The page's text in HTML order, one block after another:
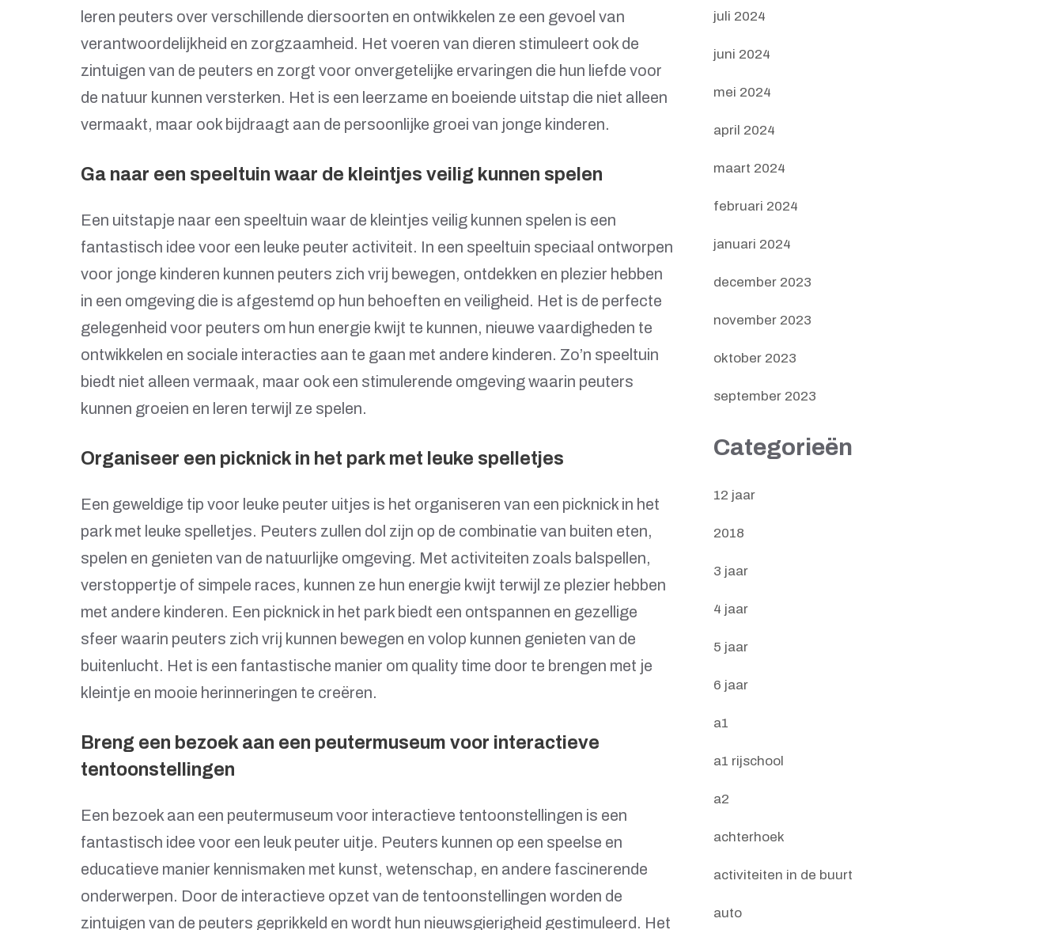
leren peuters over verschillende diersoorten en ontwikkelen ze een gevoel van
verantwoordelijkheid en zorgzaamheid. Het voeren van dieren stimuleert ook de
zintuigen van de peuters en zorgt voor onvergetelijke ervaringen die hun liefde voor
de natuur kunnen versterken. Het is een leerzame en boeiende uitstap die niet alleen
vermaakt, maar ook bijdraagt aan de persoonlijke groei van jonge kinderen.
Ga naar een speeltuin waar de kleintjes veilig kunnen spelen
Een uitstapje naar een speeltuin waar de kleintjes veilig kunnen spelen is een
fantastisch idee voor een leuke peuter activiteit. In een speeltuin speciaal ontworpen
voor jonge kinderen kunnen peuters zich vrij bewegen, ontdekken en plezier hebben
in een omgeving die is afgestemd op hun behoeften en veiligheid. Het is de perfecte
gelegenheid voor peuters om hun energie kwijt te kunnen, nieuwe vaardigheden te
ontwikkelen en sociale interacties aan te gaan met andere kinderen. Zo’n speeltuin
biedt niet alleen vermaak, maar ook een stimulerende omgeving waarin peuters
kunnen groeien en leren terwijl ze spelen.
Organiseer een picknick in het park met leuke spelletjes
Een geweldige tip voor leuke peuter uitjes is het organiseren van een picknick in het
park met leuke spelletjes. Peuters zullen dol zijn op de combinatie van buiten eten,
spelen en genieten van de natuurlijke omgeving. Met activiteiten zoals balspellen,
verstoppertje of simpele races, kunnen ze hun energie kwijt terwijl ze plezier hebben
met andere kinderen. Een picknick in het park biedt een ontspannen en gezellige
sfeer waarin peuters zich vrij kunnen bewegen en volop kunnen genieten van de
buitenlucht. Het is een fantastische manier om quality time door te brengen met je
kleintje en mooie herinneringen te creëren.
Breng een bezoek aan een peutermuseum voor interactieve
tentoonstellingen
Een bezoek aan een peutermuseum voor interactieve tentoonstellingen is een
fantastisch idee voor een leuk peuter uitje. Peuters kunnen op een speelse en
educatieve manier kennismaken met kunst, wetenschap, en andere fascinerende
onderwerpen. Door de interactieve opzet van de tentoonstellingen worden de
zintuigen van de peuters geprikkeld en wordt hun nieuwsgierigheid gestimuleerd. Het
juli 2024
juni 2024
mei 2024
april 2024
maart 2024
februari 2024
januari 2024
december 2023
november 2023
oktober 2023
september 2023
Categorieën
12 jaar
2018
3 jaar
4 jaar
5 jaar
6 jaar
a1
a1 rijschool
a2
achterhoek
activiteiten in de buurt
auto